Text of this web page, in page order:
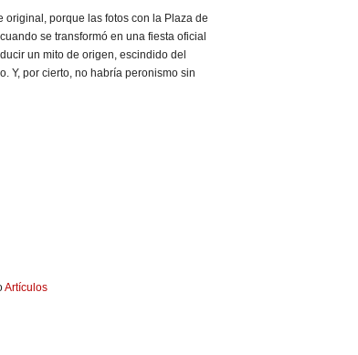
porque las fotos con la Plaza de
se transformó en una fiesta oficial
un mito de origen, escindido del
Y, por cierto, no habría peronismo sin
Artículos